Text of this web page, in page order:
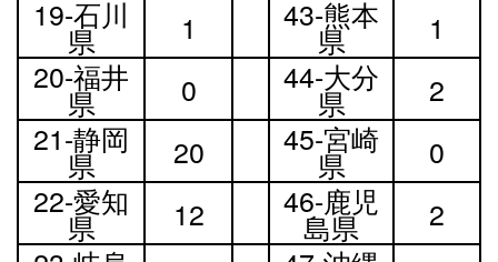
19-石川
県 1 43-熊本
県
1
20-福井
県 0 44-大分
県
2
21-静岡
県 20 45-宮崎
県
0
22-愛知
県 12 46-鹿児
島県
2